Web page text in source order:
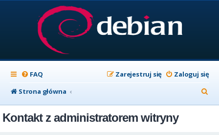
FAQ Zaloguj się
Zarejestruj się
Strona główna
z
Kontakt z administratorem witryny